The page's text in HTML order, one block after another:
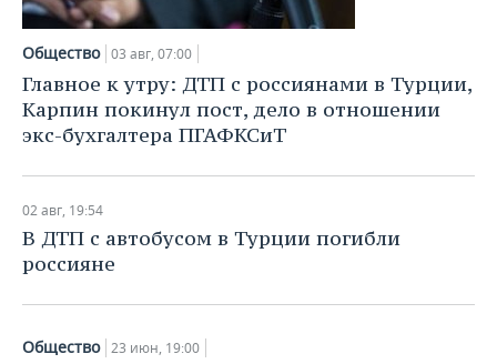
Общество 03 авг, 07:00
Главное к утру: ДТП с россиянами в Турции,
Карпин покинул пост, дело в отношении
экс-бухгалтера ПГАФКСиТ
02 авг, 19:54
В ДТП с автобусом в Турции погибли
россияне
Общество 23 июн, 19:00